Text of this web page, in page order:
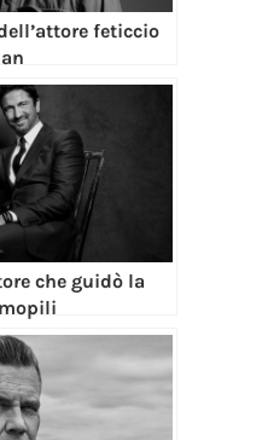
feticcio
che guidò la